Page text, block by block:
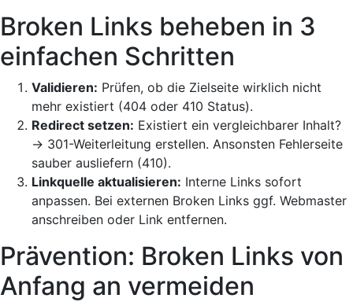
Broken Links beheben in 3
einfachen Schritten
Validieren: Prüfen, ob die Zielseite wirklich nicht
mehr existiert (404 oder 410 Status).
Redirect setzen: Existiert ein vergleichbarer Inhalt?
→ 301-Weiterleitung erstellen. Ansonsten Fehlerseite
sauber ausliefern (410).
Linkquelle aktualisieren: Interne Links sofort
anpassen. Bei externen Broken Links ggf. Webmaster
anschreiben oder Link entfernen.
Prävention: Broken Links von
Anfang an vermeiden